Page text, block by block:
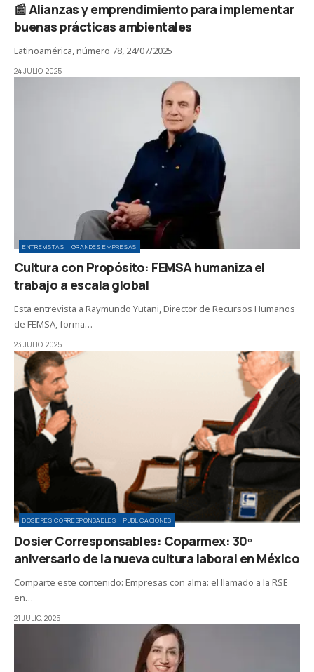
📰 Alianzas y emprendimiento para implementar
buenas prácticas ambientales
Latinoamérica, número 78, 24/07/2025
24 JULIO, 2025
ENTREVISTAS GRANDES EMPRESAS
Cultura con Propósito: FEMSA humaniza el
trabajo a escala global
Esta entrevista a Raymundo Yutani, Director de Recursos Humanos
de FEMSA, forma…
23 JULIO, 2025
DOSIERES CORRESPONSABLES PUBLICACIONES
Dosier Corresponsables: Coparmex: 30º
aniversario de la nueva cultura laboral en México
Comparte este contenido: Empresas con alma: el llamado a la RSE
en…
21 JULIO, 2025